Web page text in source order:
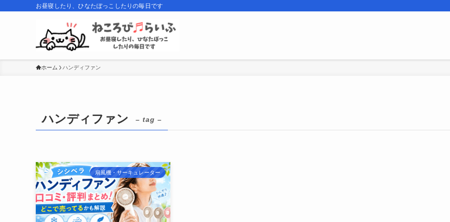
お昼寝したり、ひなたぼっこしたりの毎日です
ホーム ハンディファン
ハンディファン – tag –
扇風機・サーキュレーター